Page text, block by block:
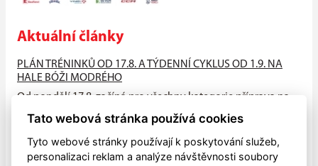
Aktuální články
PLÁN TRÉNINKŮ OD 17.8. A TÝDENNÍ CYKLUS OD 1.9. NA
HALE BÓŽI MODRÉHO
Od pondělí 17.8. začíná pro všechny kategorie příprava na
hale Bóži...
PŘIJĎTE MEZI NÁS!!
Tato webová stránka používá cookies
Tyto webové stránky používají k poskytování služeb,
personalizaci reklam a analýze návštěvnosti soubory